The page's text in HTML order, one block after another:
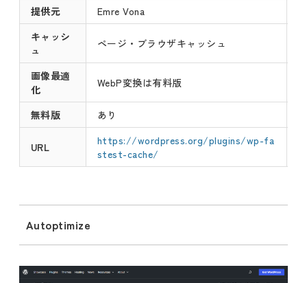
提供元
Emre Vona
キャッシ
ュ
ページ・ブラウザキャッシュ
画像最適
化
WebP変換は有料版
無料版 あり
URL
https://wordpress.org/plugins/wp-fa
stest-cache/
Autoptimize